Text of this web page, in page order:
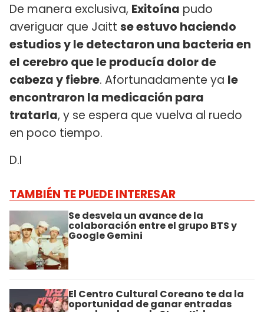
De manera exclusiva, Exitoína pudo
averiguar que Jaitt se estuvo haciendo
estudios y le detectaron una bacteria en
el cerebro que le producía dolor de
cabeza y fiebre. Afortunadamente ya le
encontraron la medicación para
tratarla, y se espera que vuelva al ruedo
en poco tiempo.
D.I
TAMBIÉN TE PUEDE INTERESAR
Se desvela un avance de la
colaboración entre el grupo BTS y
Google Gemini
El Centro Cultural Coreano te da la
oportunidad de ganar entradas